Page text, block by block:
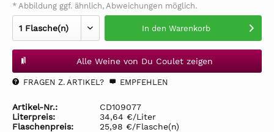
* Abbildung ggf. ähnlich, Abweichungen möglich.
In den Warenkorb
Alle Weine von Du Coulet zeigen
FRAGEN Z. ARTIKEL? EMPFEHLEN
Artikel-Nr.:
CD109077
Literpreis:
34,64 €/Liter
Flaschenpreis:
25,98 €/Flasche(n)